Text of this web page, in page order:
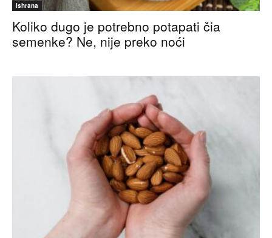
Ishrana
Koliko dugo je potrebno potapati čia
semenke? Ne, nije preko noći